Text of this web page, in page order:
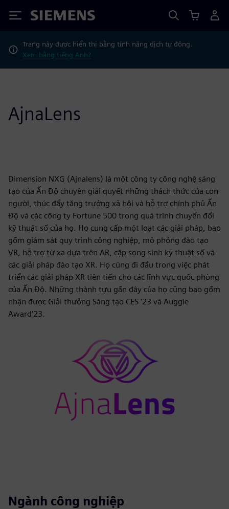
Siemens
Trang này được hiển thị bằng tính năng dịch tự động.
Xem bằng tiếng Anh?
AjnaLens
Dimension NXG (Ajnalens) là một công ty công nghệ sáng
tạo của Ấn Độ chuyên giải quyết những thách thức của con
người, thúc đẩy tăng trưởng xã hội và hỗ trợ chính phủ Ấn
Độ và các công ty Fortune 500 trong quá trình chuyển đổi
kỹ thuật số của họ. Họ cung cấp một loạt các giải pháp, bao
gồm giám sát quy trình công nghiệp, mô phỏng đào tạo
VR, hỗ trợ từ xa dựa trên AR, cặp song sinh kỹ thuật số và
các giải pháp đào tạo XR. Họ cũng đi đầu trong việc phát
triển các giải pháp XR tiên tiến cho các lĩnh vực quốc phòng
của Ấn Độ. Những thành tựu gần đây của họ cũng bao gồm
nhận được Giải thưởng Sáng tạo CES '23 và Auggie
Award'23.
Ngành công nghiệp